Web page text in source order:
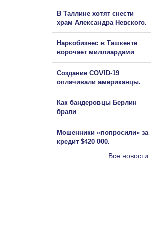
В Таллине хотят снести
храм Александра Невского.
Наркобизнес в Ташкенте
ворочает миллиардами
Создание COVID-19
оплачивали американцы.
Как бандеровцы Берлин
брали
Мошенники «попросили» за
кредит $420 000.
Все новости...